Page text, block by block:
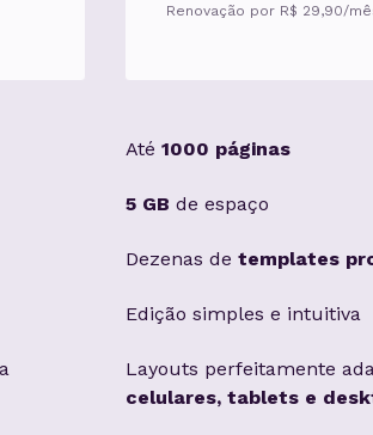
Renovação por R$ 29,90/
Até 1000 páginas
5 GB de espaço
Dezenas de templates
Edição simples e intuitiva
Layouts perfeitamente
celulares, tablets e
Geração de ofertas